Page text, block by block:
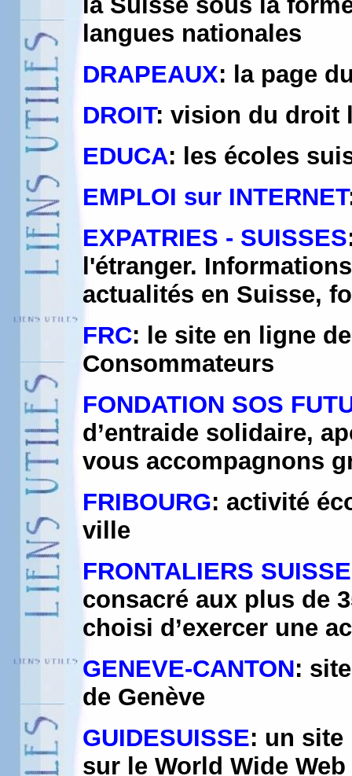
langues nationales
DRAPEAUX: la page
DROIT: vision du droit
EDUCA: les écoles
EMPLOI sur INTERNET
EXPATRIES - SUISSES
l'étranger.
actualités en Suisse,
FRC: le site en ligne
Consommateurs
FONDATION SOS
d’entraide solidaire,
vous accompagnons
FRIBOURG: activité
ville
FRONTALIERS SUISSE
consacré aux plus de
choisi d’exercer une
GENEVE-CANTON:
de Genève
GUIDESUISSE: un site
sur le World Wide